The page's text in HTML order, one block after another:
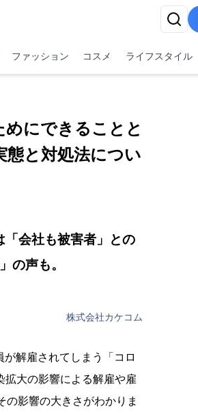
ファッション コスメ ライフスタイル
めにできることと
と対処法につい
「会社も被害者」との
の声も。
株式会社カケコム
解雇されてしまう「コロ
大の影響による解雇や雇
影響の大きさがわかりま